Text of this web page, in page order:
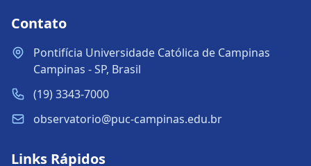
Contato
Pontifícia Universidade Católica de Campinas
Campinas - SP, Brasil
(19) 3343-7000
observatorio@puc-campinas.edu.br
Links Rápidos